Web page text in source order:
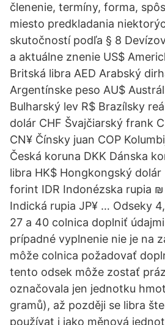
členenie, termíny, forma,
miesto predkladania
skutočností podľa § 8
a aktuálne znenie US$
Britská libra AED Arabský
Argentínske peso AU$
Bulharský lev R$ Brazílsky
dolár CHF Švajčiarský frank
CN¥ Čínsky juan COP
Česká koruna DKK Dánska
libra HK$ Hongkongský dolár
forint IDR Indonézska rupia
Indická rupia JP¥ … Odseky 4,
27 a 40 colnica doplniť
prípadné vyplnenie nie je na
môže colnica požadovať
tento odsek môže zostať
označovala jen jednotku
gramů), až později se libra
používat i jako měnová